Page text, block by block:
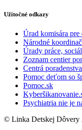
Užitočné odkazy
Úrad komisára pre
Národné
Úrady práce,
Zoznam centier
Centrá
Pomoc deťom so
Pomoc.sk
Psychiatria nie je
© Linka Detskej Dôvery